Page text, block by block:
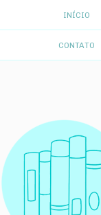
INÍCIO
CONTATO